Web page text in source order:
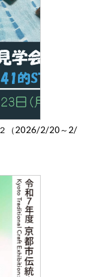
（2026/2/20 ～ 2/